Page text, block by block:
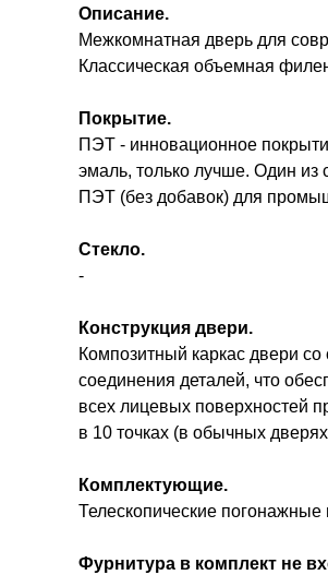
Описание.
Межкомнатная дверь для
Классическая объемная
Покрытие.
ПЭТ - инновационное
эмаль, только лучше. Один из
ПЭТ (без добавок) для
Стекло.
-
Конструкция двери.
Композитный каркас двери
соединения деталей, что
всех лицевых поверхностей
в 10 точках (в обычных
Комплектующие.
Телескопические погонажные
Фурнитура в комплект не